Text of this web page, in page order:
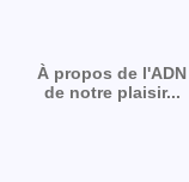
À propos de l'ADN
de notre plaisir...